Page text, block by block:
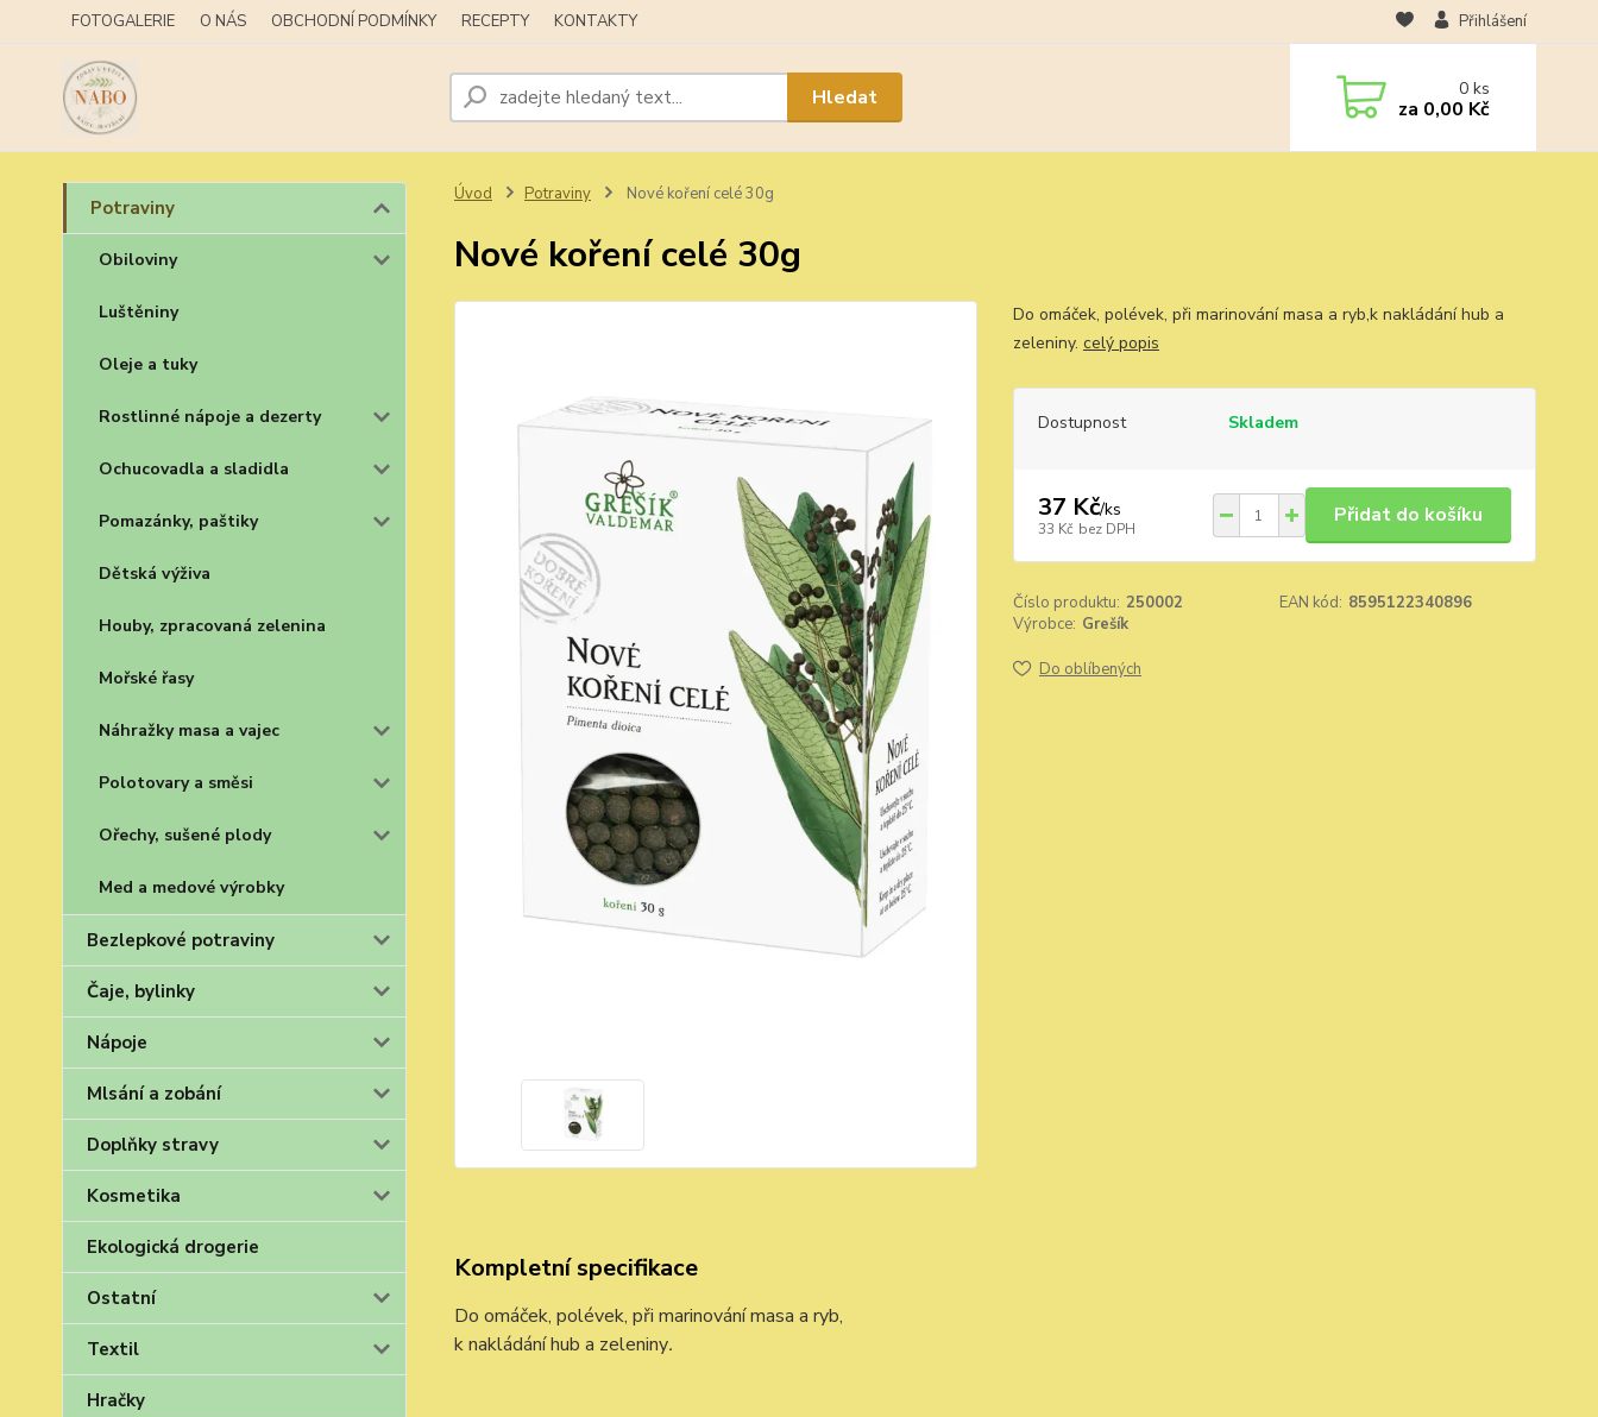
FOTOGALERIE O NÁS OBCHODNÍ PODMÍNKY RECEPTY KONTAKTY Přihlášení
Hledat 0ks
za 0,00 Kč
Potraviny
Obiloviny
Luštěniny
Oleje a tuky
Rostlinné nápoje a dezerty
Ochucovadla a sladidla
Pomazánky, paštiky
Dětská výživa
Houby, zpracovaná zelenina
Mořské řasy
Náhražky masa a vajec
Polotovary a směsi
Ořechy, sušené plody
Med a medové výrobky
Bezlepkové potraviny
Čaje, bylinky
Nápoje
Mlsání a zobání
Doplňky stravy
Kosmetika
Ekologická drogerie
Ostatní
Textil
Hračky
Úvod Potraviny Nové koření celé 30g
Nové koření celé 30g
Do omáček, polévek, při marinování masa a ryb,k nakládání hub a
zeleniny. celý popis
Dostupnost Skladem
37 Kč/ks
33 Kč bez DPH
Přidat do košíku
Číslo produktu: 250002 EAN kód: 8595122340896
Výrobce: Grešík
Do oblíbených
Kompletní specifikace
Do omáček, polévek, při marinování masa a ryb,
k nakládání hub a zeleniny.